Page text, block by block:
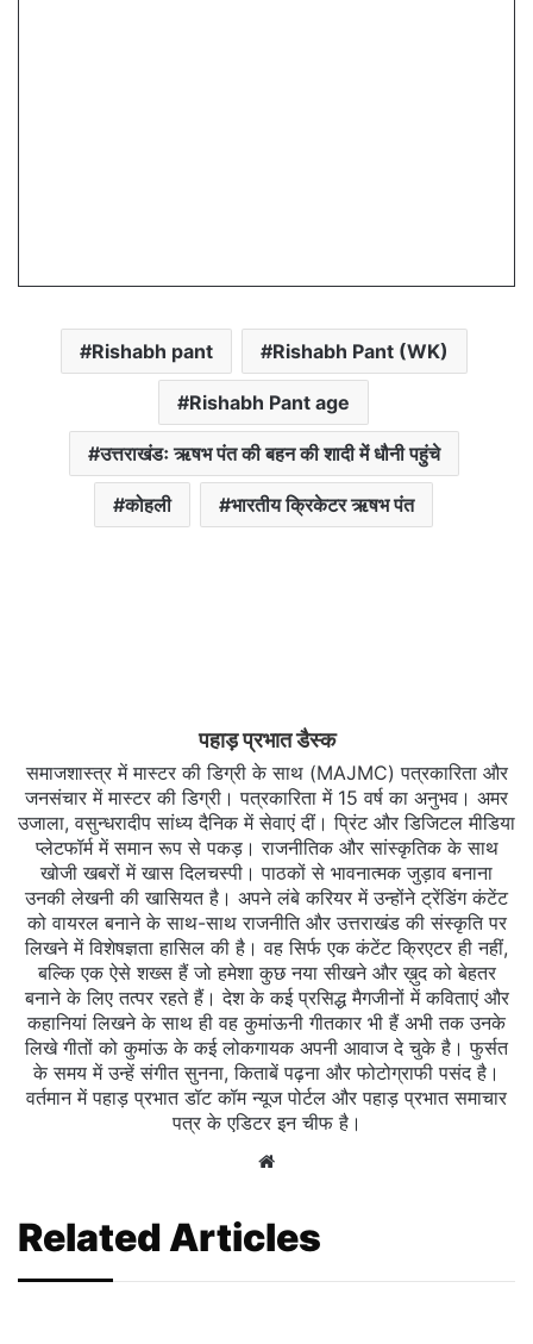
Rishabh pant Rishabh Pant (WK)
Rishabh Pant age
उत्तराखंडः ऋषभ पंत की बहन की शादी में धौनी पहुंचे
कोहली भारतीय क्रिकेटर ऋषभ पंत
पहाड़ प्रभात डैस्क
समाजशास्त्र में मास्टर की डिग्री के साथ (MAJMC) पत्रकारिता और
जनसंचार में मास्टर की डिग्री। पत्रकारिता में 15 वर्ष का अनुभव। अमर
उजाला, वसुन्धरादीप सांध्य दैनिक में सेवाएं दीं। प्रिंट और डिजिटल मीडिया
प्लेटफॉर्म में समान रूप से पकड़। राजनीतिक और सांस्कृतिक के साथ
खोजी खबरों में खास दिलचस्‍पी। पाठकों से भावनात्मक जुड़ाव बनाना
उनकी लेखनी की खासियत है। अपने लंबे करियर में उन्होंने ट्रेंडिंग कंटेंट
को वायरल बनाने के साथ-साथ राजनीति और उत्तराखंड की संस्कृति पर
लिखने में विशेषज्ञता हासिल की है। वह सिर्फ एक कंटेंट क्रिएटर ही नहीं,
बल्कि एक ऐसे शख्स हैं जो हमेशा कुछ नया सीखने और ख़ुद को बेहतर
बनाने के लिए तत्पर रहते हैं। देश के कई प्रसिद्ध मैगजीनों में कविताएं और
कहानियां लिखने के साथ ही वह कुमांऊनी गीतकार भी हैं अभी तक उनके
लिखे गीतों को कुमांऊ के कई लोकगायक अपनी आवाज दे चुके है। फुर्सत
के समय में उन्हें संगीत सुनना, किताबें पढ़ना और फोटोग्राफी पसंद है।
वर्तमान में पहाड़ प्रभात डॉट कॉम न्यूज पोर्टल और पहाड़ प्रभात समाचार
पत्र के एडिटर इन चीफ है।
Website
Related Articles